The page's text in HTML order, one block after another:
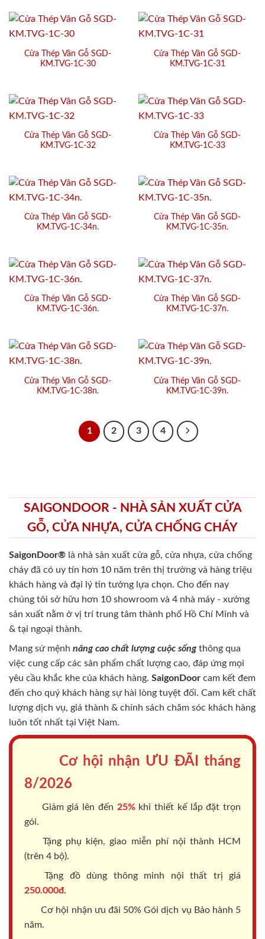
Cửa Thép Vân Gỗ SGD-
KM.TVG-1C-30
Cửa Thép Vân Gỗ SGD-
KM.TVG-1C-31
Cửa Thép Vân Gỗ SGD-
KM.TVG-1C-32
Cửa Thép Vân Gỗ SGD-
KM.TVG-1C-33
Cửa Thép Vân Gỗ SGD-
KM.TVG-1C-34n.
Cửa Thép Vân Gỗ SGD-
KM.TVG-1C-35n.
Cửa Thép Vân Gỗ SGD-
KM.TVG-1C-36n.
Cửa Thép Vân Gỗ SGD-
KM.TVG-1C-37n.
Cửa Thép Vân Gỗ SGD-
KM.TVG-1C-38n.
Cửa Thép Vân Gỗ SGD-
KM.TVG-1C-39n.
1 2 3 4
SAIGONDOOR - NHÀ SẢN XUẤT CỬA
GỖ, CỬA NHỰA, CỬA CHỐNG CHÁY
SaigonDoor® là nhà sản xuất cửa gỗ, cửa nhựa, cửa chống
cháy đã có uy tín hơn 10 năm trên thị trường và hàng triệu
khách hàng và đại lý tin tưởng lựa chọn. Cho đến nay
chúng tôi sở hữu hơn 10 showroom và 4 nhà máy - xưởng
sản xuất nằm ở vị trí trung tâm thành phố Hồ Chí Minh và
& tại ngoại thành.
Mang sứ mệnh nâng cao chất lượng cuộc sốngthông qua
việc cung cấp các sản phẩm chất lượng cao, đáp ứng mọi
yêu cầu khắc khe của khách hàng. SaigonDoor cam kết đem
đến cho quý khách hàng sự hài lòng tuyệt đối. Cam kết chất
lượng dịch vụ, giá thành & chính sách chăm sóc khách hàng
luôn tốt nhất tại Việt Nam.
Cơ hội nhận ƯU ĐÃI tháng
8/2026
Giảm giá lên đến 25%khi thiết kế lắp đặt trọn
gói.
Tặng phụ kiện, giao miễn phí nội thành HCM
(trên 4 bộ).
Tặng đồ dùng thông minh nội thất trị giá
250.000đ.
Cơ hội nhận ưu đãi 50% Gói dịch vụ Bảo hành 5
năm.